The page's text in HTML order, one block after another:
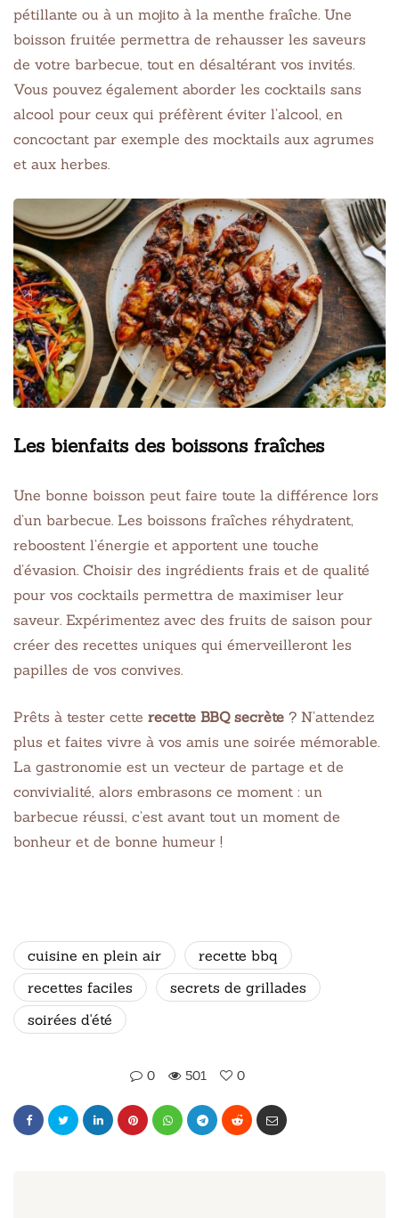
pétillante ou à un mojito à la menthe fraîche. Une
boisson fruitée permettra de rehausser les saveurs
de votre barbecue, tout en désaltérant vos invités.
Vous pouvez également aborder les cocktails sans
alcool pour ceux qui préfèrent éviter l’alcool, en
concoctant par exemple des mocktails aux agrumes
et aux herbes.
Les bienfaits des boissons fraîches
Une bonne boisson peut faire toute la différence lors
d’un barbecue. Les boissons fraîches réhydratent,
reboostent l’énergie et apportent une touche
d’évasion. Choisir des ingrédients frais et de qualité
pour vos cocktails permettra de maximiser leur
saveur. Expérimentez avec des fruits de saison pour
créer des recettes uniques qui émerveilleront les
papilles de vos convives.
Prêts à tester cette recette BBQ secrète ? N’attendez
plus et faites vivre à vos amis une soirée mémorable.
La gastronomie est un vecteur de partage et de
convivialité, alors embrasons ce moment : un
barbecue réussi, c’est avant tout un moment de
bonheur et de bonne humeur !
cuisine en plein air
recette bbq
recettes faciles
secrets de grillades
soirées d'été
0 501 0